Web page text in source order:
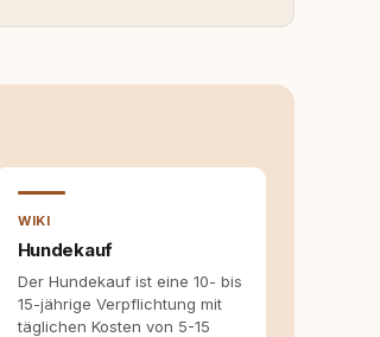
– nicht umgekehrt. Aus dieser
WIKI
Hundekauf
Der Hundekauf ist eine 10- bis
15-jährige Verpflichtung mit
täglichen Kosten von 5-15